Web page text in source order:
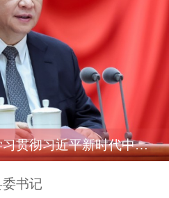
习近平、蔡奇同志在学习贯彻习近平新时代中国特色社会...
书记